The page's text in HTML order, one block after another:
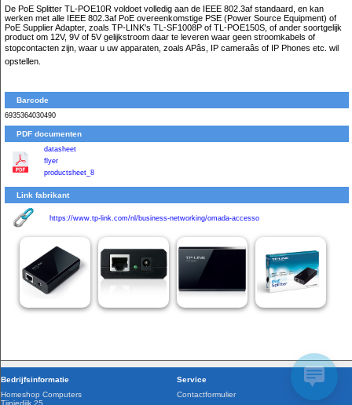
De PoE Splitter TL-POE10R voldoet volledig aan de IEEE 802.3af standaard, en kan
werken met alle IEEE 802.3af PoE overeenkomstige PSE (Power Source Equipment) of
PoE Supplier Adapter, zoals TP-LINK's TL-SF1008P of TL-POE150S, of ander soortgelijk
product om 12V, 9V of 5V gelijkstroom daar te leveren waar geen stroomkabels of
stopcontacten zijn, waar u uw apparaten, zoals APâs, IP cameraâs of IP Phones etc. wil
opstellen.
Barcode
6935364030490
PDF documenten
datasheet
flyer
productsheet_8
Link fabrikant
https://www.tp-link.com/nl/business-networking/omada-accesso
Bedrijfsinformatie
Homeshop Computers
Tijnjedijk 25
Service
Contactformulier